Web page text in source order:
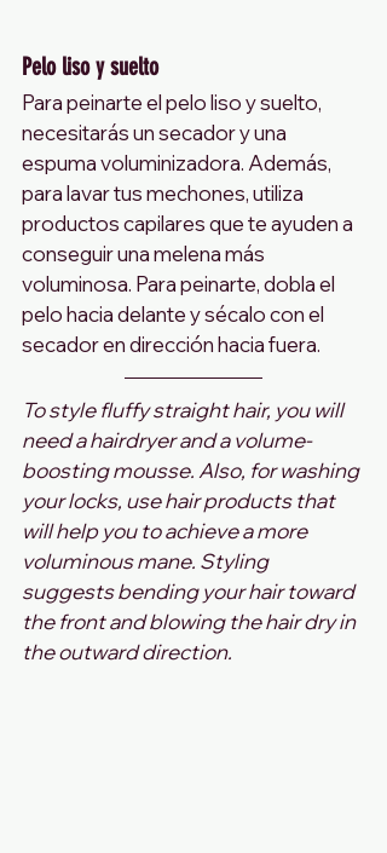
Pelo liso y suelto
Para peinarte el pelo liso y suelto,
necesitarás un secador y una
espuma voluminizadora. Además,
para lavar tus mechones, utiliza
productos capilares que te ayuden a
conseguir una melena más
voluminosa. Para peinarte, dobla el
pelo hacia delante y sécalo con el
secador en dirección hacia fuera.
To style fluffy straight hair, you will
need a hairdryer and a volume-
boosting mousse. Also, for washing
your locks, use hair products that
will help you to achieve a more
voluminous mane. Styling
suggests bending your hair toward
the front and blowing the hair dry in
the outward direction.